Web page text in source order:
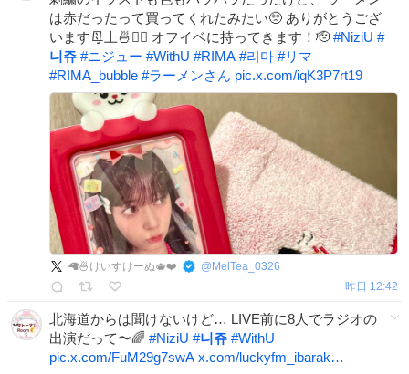
は赤だったって買ってくれたみたい🥺 ありがとうござ
います母上🍜❤️‍🔥 オフイベに持ってきます！🫡 #NiziU #
니쥬 #ニジュー #WithU #RIMA #리마 #リマ
#RIMA_bubble #ラーメンさん pic.x.com/iqK3P7rt19
🦙🍜けいすけーぬ🫖❤️ @ MelTea_0326
昨日 12:42
北海道からは聞けないけど… LIVE前に8人でラジオの
出演だって〜🌈 #NiziU #니쥬 #WithU
pic.x.com/FuM29g7swA x.com/luckyfm_ibarak…